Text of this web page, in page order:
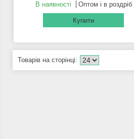
В наявності Оптом і в роздріб
Купити